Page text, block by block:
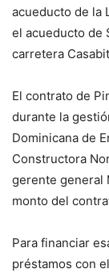
acueducto de la
el acueducto de
carretera
El contrato de
durante la
Dominicana de
Constructora
gerente general
monto del
Para financiar
préstamos con